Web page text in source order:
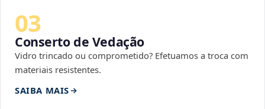
03
Conserto de Vedação
Vidro trincado ou comprometido? Efetuamos a troca com
materiais resistentes.
SAIBA MAIS